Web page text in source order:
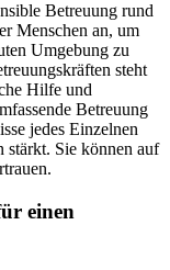
Betreuung rund
Menschen an, um
Umgebung zu
steht
Hilfe und
Betreuung
jedes Einzelnen
stärkt. Sie können auf
einen